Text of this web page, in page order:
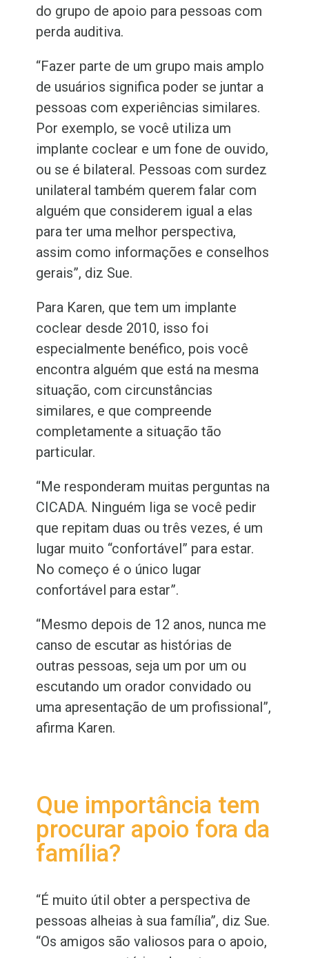
do grupo de apoio para pessoas com
perda auditiva.
“Fazer parte de um grupo mais amplo
de usuários significa poder se juntar a
pessoas com experiências similares.
Por exemplo, se você utiliza um
implante coclear e um fone de ouvido,
ou se é bilateral. Pessoas com surdez
unilateral também querem falar com
alguém que considerem igual a elas
para ter uma melhor perspectiva,
assim como informações e conselhos
gerais”, diz Sue.
Para Karen, que tem um implante
coclear desde 2010, isso foi
especialmente benéfico, pois você
encontra alguém que está na mesma
situação, com circunstâncias
similares, e que compreende
completamente a situação tão
particular.
“Me responderam muitas perguntas na
CICADA. Ninguém liga se você pedir
que repitam duas ou três vezes, é um
lugar muito “confortável” para estar.
No começo é o único lugar
confortável para estar”.
“Mesmo depois de 12 anos, nunca me
canso de escutar as histórias de
outras pessoas, seja um por um ou
escutando um orador convidado ou
uma apresentação de um profissional”,
afirma Karen.
Que importância tem
procurar apoio fora da
família?
“É muito útil obter a perspectiva de
pessoas alheias à sua família”, diz Sue.
“Os amigos são valiosos para o apoio,